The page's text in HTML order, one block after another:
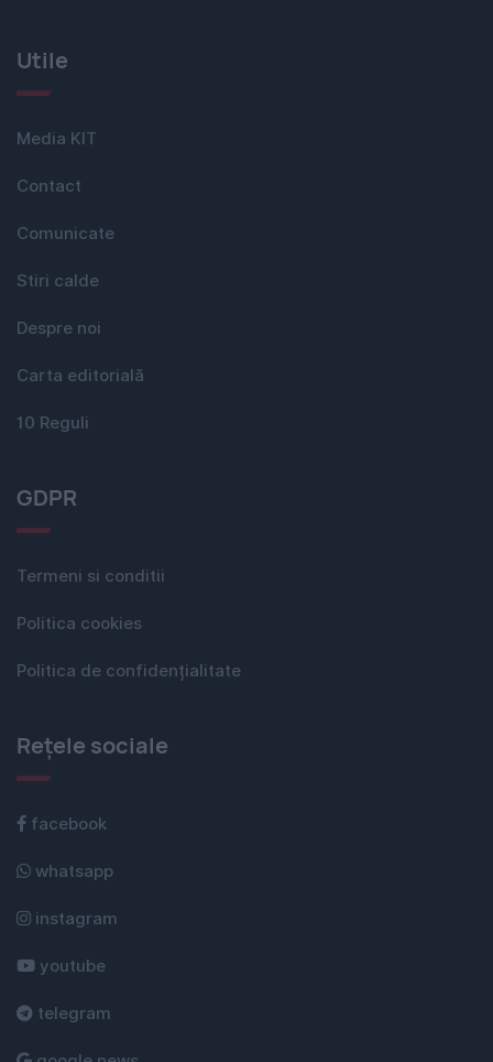
Utile
Media KIT
Contact
Comunicate
Stiri calde
Despre noi
Carta editorială
10 Reguli
GDPR
Termeni si conditii
Politica cookies
Politica de confidențialitate
Rețele sociale
facebook
whatsapp
instagram
youtube
telegram